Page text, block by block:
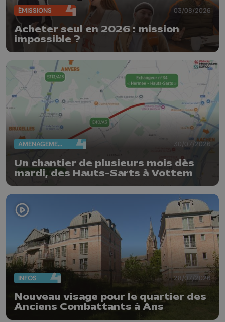
ÉMISSIONS 03/08/2026
Acheter seul en 2026 : mission
impossible ?
AMÉNAGEMENT DU TERRITOIRE 30/07/2026
Un chantier de plusieurs mois dès
mardi, des Hauts-Sarts à Vottem
INFOS 28/07/2026
Nouveau visage pour le quartier des
Anciens Combattants à Ans